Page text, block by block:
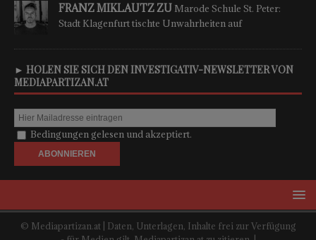
FRANZ MIKLAUTZ ZU Marode Schule St. Peter:
Stadt Klagenfurt tischte Unwahrheiten auf
► HOLEN SIE SICH DEN INVESTIGATIV-NEWSLETTER VON
MEDIAPARTIZAN.AT
Bedingungen gelesen und akzeptiert.
© Mediapartizan.at | Daten, Unterlagen, Inhalte frei zur Verfügung